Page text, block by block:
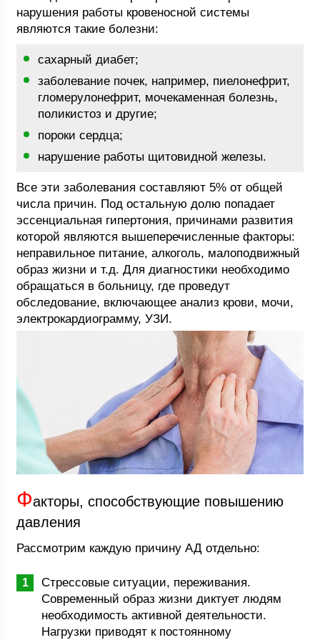
нарушения работы кровеносной системы
являются такие болезни:
сахарный диабет;
заболевание почек, например, пиелонефрит,
гломерулонефрит, мочекаменная болезнь,
поликистоз и другие;
пороки сердца;
нарушение работы щитовидной железы.
Все эти заболевания составляют 5% от общей
числа причин. Под остальную долю попадает
эссенциальная гипертония, причинами развития
которой являются вышеперечисленные факторы:
неправильное питание, алкоголь, малоподвижный
образ жизни и т.д. Для диагностики необходимо
обращаться в больницу, где проведут
обследование, включающее анализ крови, мочи,
электрокардиограмму, УЗИ.
Факторы, способствующие повышению
давления
Рассмотрим каждую причину АД отдельно:
Стрессовые ситуации, переживания.
Современный образ жизни диктует людям
необходимость активной деятельности.
Нагрузки приводят к постоянному